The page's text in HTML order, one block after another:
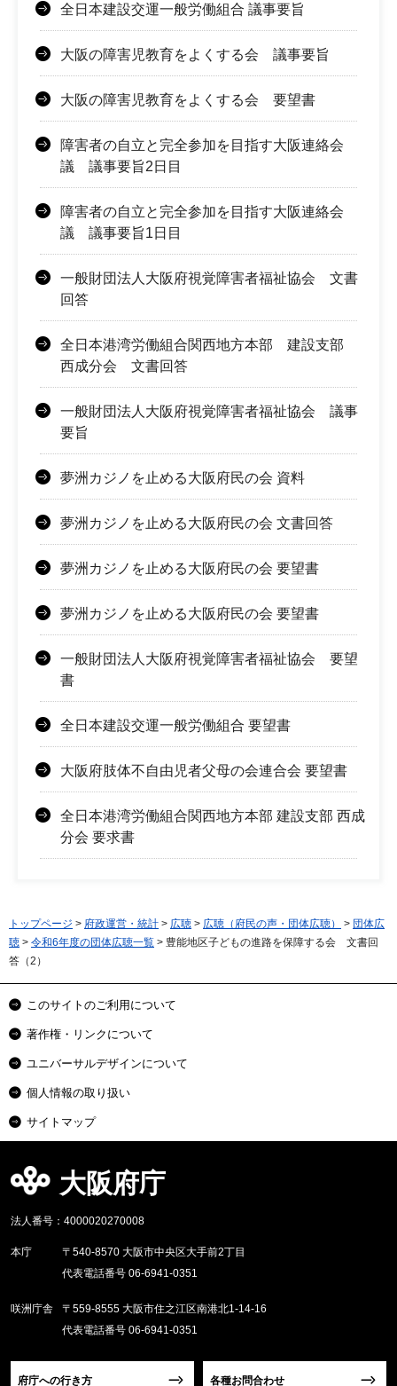
全日本建設交運一般労働組合 議事要旨
大阪の障害児教育をよくする会 議事要旨
大阪の障害児教育をよくする会 要望書
障害者の自立と完全参加を目指す大阪連絡会
議 議事要旨2日目
障害者の自立と完全参加を目指す大阪連絡会
議 議事要旨1日目
一般財団法人大阪府視覚障害者福祉協会 文書
回答
全日本港湾労働組合関西地方本部 建設支部
西成分会 文書回答
一般財団法人大阪府視覚障害者福祉協会 議事
要旨
夢洲カジノを止める大阪府民の会 資料
夢洲カジノを止める大阪府民の会 文書回答
夢洲カジノを止める大阪府民の会 要望書
夢洲カジノを止める大阪府民の会 要望書
一般財団法人大阪府視覚障害者福祉協会 要望
書
全日本建設交運一般労働組合 要望書
大阪府肢体不自由児者父母の会連合会 要望書
全日本港湾労働組合関西地方本部 建設支部 西成
分会 要求書
トップページ > 府政運営・統計 > 広聴 > 広聴（府民の声・団体広聴） > 団体広
聴 > 令和6年度の団体広聴一覧 > 豊能地区子どもの進路を保障する会 文書回
答（2）
このサイトのご利用について
著作権・リンクについて
ユニバーサルデザインについて
個人情報の取り扱い
サイトマップ
大阪府庁
法人番号：4000020270008
本庁
〒540-8570 大阪市中央区大手前2丁目
代表電話番号 06-6941-0351
咲洲庁舎
〒559-8555 大阪市住之江区南港北1-14-16
代表電話番号 06-6941-0351
府庁への行き方 各種お問合わせ